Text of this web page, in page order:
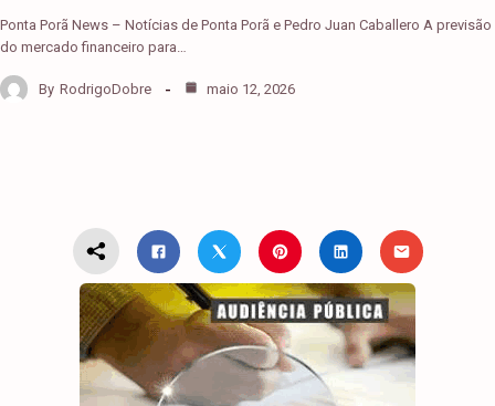
Ponta Porã News – Notícias de Ponta Porã e Pedro Juan Caballero A previsão
do mercado financeiro para…
By RodrigoDobre maio 12, 2026